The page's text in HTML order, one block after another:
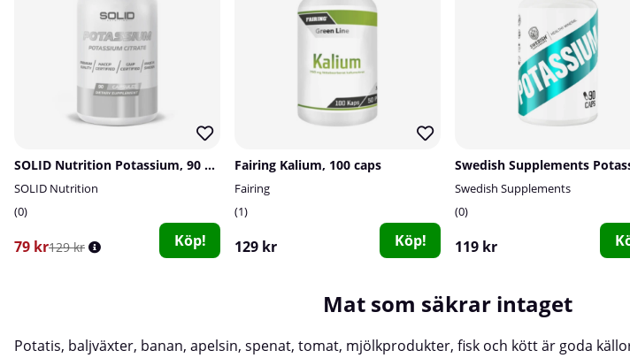
SOLID Nutrition Potassium, 90 caps
SOLID Nutrition
0
79 kr129 kr Köp!
Fairing Kalium, 100 caps
Fairing
1
129 kr Köp!
Swedish Supplements
0
119 kr
Mat som säkrar intaget
Potatis, baljväxter, banan, apelsin, spenat, tomat, mjölkprodukter, fisk och kött är goda